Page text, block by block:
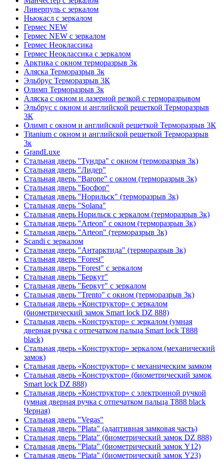
Ливерпуль с зеркалом
Ньюкасл с зеркалом
Гермес NEW
Гермес NEW с зеркалом
Гермес Неоклассика
Гермес Неоклассика с зеркалом
Арктика с окном терморазрыв 3к
Аляска Терморазрыв 3к
Эльбрус Терморазрыв 3К
Олимп Терморазрыв 3к
Аляска с окном и лазерной резкой с терморазрывом
Эльбрус с окном и английской решеткой Терморазрыв
3К
Олимп с окном и английской решеткой Терморазрыв 3К
Titanium с окном и английской решеткой Терморазрыв
3к
GrandLuxe
Стальная дверь "Тундра" с окном (терморазрыв 3к)
Стальная дверь "Лидер"
Стальная дверь "Barone" с окном (терморазрыв 3к)
Стальная дверь "Босфор"
Стальная дверь "Норильск" (терморазрыв 3к)
Стальная дверь "Solana"
Стальная дверь Норильск с зеркалом (терморазрыв 3к)
Стальная дверь "Arteon" с окном (терморазрыв 3к)
Стальная дверь "Arteon" (терморазрыв 3к)
Scandi с зеркалом
Стальная дверь "Антарктида" (терморазрыв 3к)
Стальная дверь "Forest"
Стальная дверь "Forest" с зеркалом
Стальная дверь "Беркут"
Стальная дверь "Беркут" с зеркалом
Стальная дверь "Trento" с окном (терморазрыв 3к)
Стальная дверь «Конструктор» с зеркалом
(биометрический замок Smart lock DZ 888)
Стальная дверь «Конструктор» с зеркалом (умная
дверная ручка с отпечатком пальца Smart lock T888
black)
Стальная дверь «Конструктор» зеркалом (механический
замок)
Стальная дверь «Конструктор» с механическим замком
Стальная дверь «Конструктор» (биометрический замок
Smart lock DZ 888)
Стальная дверь «Конструктор» с электронной ручкой
(умная дверная ручка с отпечатком пальца T888 black
Черная)
Стальная дверь "Vegas"
Стальная дверь "Plata" (адаптивная замковая часть)
Стальная дверь "Plata" (биометрический замок DZ 888)
Стальная дверь "Plata" (биометрический замок Y12)
Стальная дверь "Plata" (биометрический замок Y23)